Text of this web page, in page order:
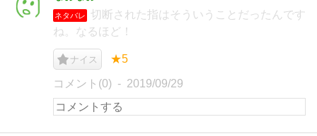
ネタバレ
切断された指はそういうことだったんです
ね。なるほど！
ナイス ★5
コメント(0) 2019/09/29